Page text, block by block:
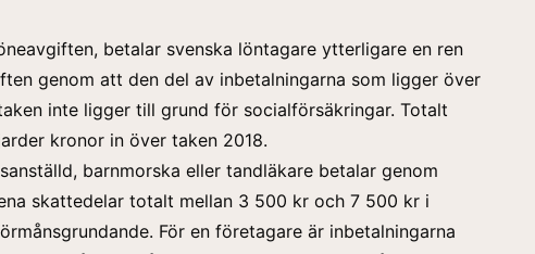
betalar svenska löntagare ytterligare en ren
genom att den del av inbetalningarna som ligger över
inte ligger till grund för socialförsäkringar. Totalt
kronor in över taken 2018.
barnmorska eller tandläkare betalar genom
skattedelar totalt mellan 3 500 kr och 7 500 kr i
För en företagare är inbetalningarna